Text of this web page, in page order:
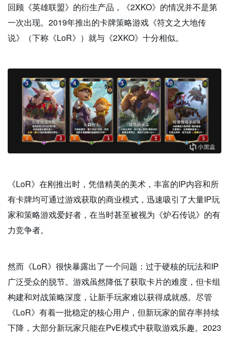
回顾《英雄联盟》的衍生产品，《2XKO》的情况并不是第
一次出现。2019年推出的卡牌策略游戏《符文之大地传
说》（下称《LoR》）就与《2XKO》十分相似。
《LoR》在刚推出时，凭借精美的美术，丰富的IP内容和所
有卡牌均可通过游戏获取的商业模式，迅速吸引了大量IP玩
家和策略游戏爱好者，在当时甚至被视为《炉石传说》的有
力竞争者。
然而《LoR》很快暴露出了一个问题：过于硬核的玩法和IP
广泛受众的脱节。游戏虽然降低了获取卡片的难度，但卡组
构建和对战策略深度，让新手玩家难以获得成就感。尽管
《LoR》有着一批稳定的核心用户，但新玩家的留存率持续
下降，大部分新玩家只能在PvE模式中获取游戏乐趣。2023